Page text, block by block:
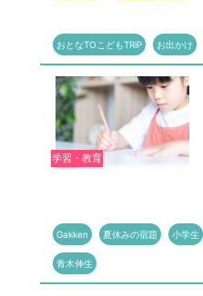
おとなTOこどもTRiP お出かけ
学習・教育
Gakken 夏休みの宿題 小学生
青木伸生